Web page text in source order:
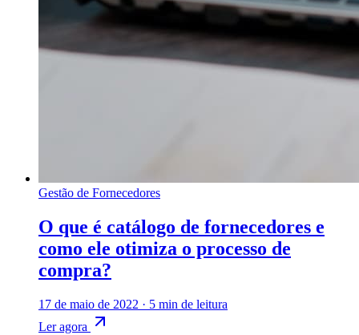
Gestão de Fornecedores
O que é catálogo de fornecedores e
como ele otimiza o processo de
compra?
17 de maio de 2022 · 5 min de leitura
Ler agora